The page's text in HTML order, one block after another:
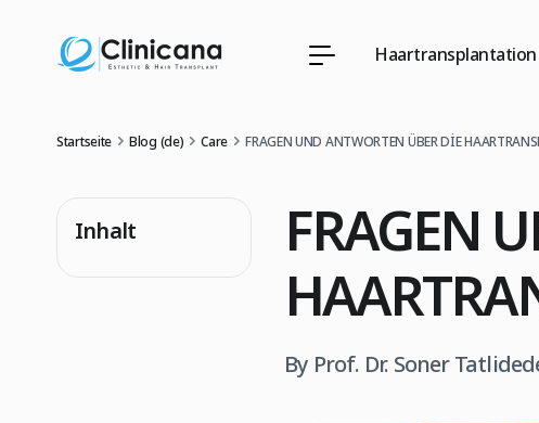
Haartransplantation
Startseite Blog (de) Care FRAGEN UND ANTWORTEN ÜBER DİE
Inhalt
FRAGEN
By Prof. Dr. Soner